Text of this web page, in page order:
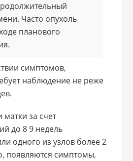
Часто опухоль
планового
симптомов,
наблюдение не реже
за счет
до 8 9 недель
одного из узлов более 2
появляются симптомы,